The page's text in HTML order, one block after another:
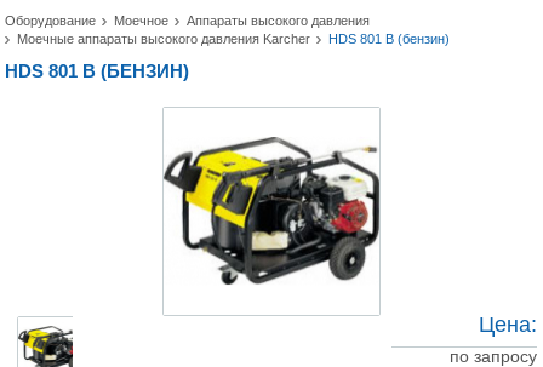
Оборудование Моечное
Аппараты высокого давления
Моечные аппараты высокого давления Karcher
HDS 801 В (бензин)
HDS 801 В (БЕНЗИН)
Цена:
по запросу